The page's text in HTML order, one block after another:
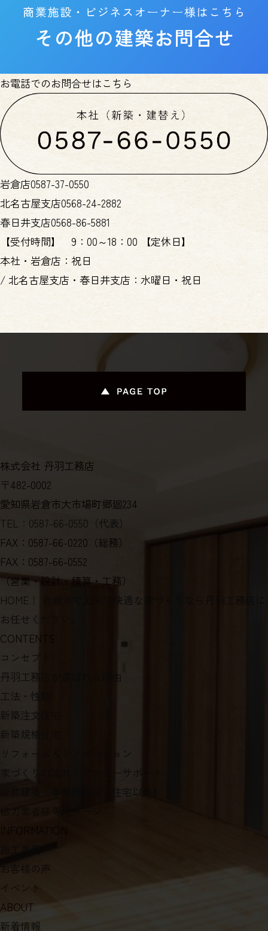
お電話でのお問合せはこちら
岩倉店0587-37-0550
北名古屋支店0568-24-2882
春日井支店0568-86-5881
【受付時間】
9：00～18：00
【定休日】
本社・岩倉店：祝日
/ 北名古屋支店・春日井支店：水曜日・祝日
株式会社 丹羽工務店
〒482-0002
愛知県岩倉市大市場町郷廻234
TEL：0587-66-0550（代表）
FAX：0587-66-0220（総務）
FAX：0587-66-0552
（営業・設計・積算・工務）
HOME ｜ 岩倉市で丈夫で快適な家づくりなら丹羽工務店に
お任せください。
CONTENTS
コンセプト
丹羽工務店が選ばれる理由
工法・性能
新築注文住宅
新築規格住宅
リフォーム＆リノベーション
家づくりの流れ・アフターサポート
公共建築・事業用施設【住宅以外】
協力業者様専用ページ
お客様の声
イベント
ABOUT
新着情報